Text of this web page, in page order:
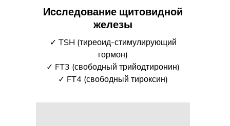
Исследование щитовидной
железы
✓ TSH (тиреоид-стимулирующий
гормон)
✓ FT3 (свободный трийодтиронин)
✓ FT4 (свободный тироксин)